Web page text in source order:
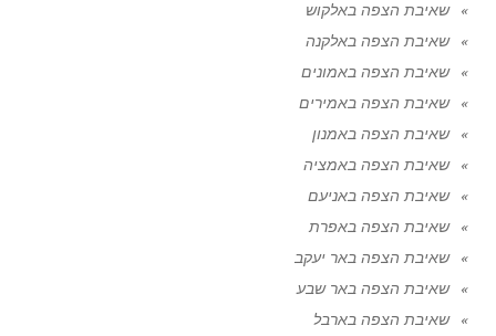
שאיבת הצפה באלקוש
שאיבת הצפה באלקנה
שאיבת הצפה באמונים
שאיבת הצפה באמירים
שאיבת הצפה באמנון
שאיבת הצפה באמציה
שאיבת הצפה באניעם
שאיבת הצפה באפרת
שאיבת הצפה באר יעקב
שאיבת הצפה באר שבע
שאיבת הצפה בארבל